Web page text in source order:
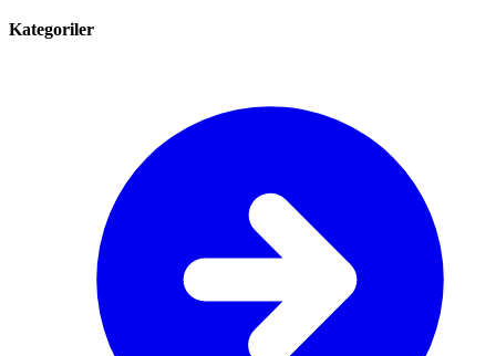
Kategoriler